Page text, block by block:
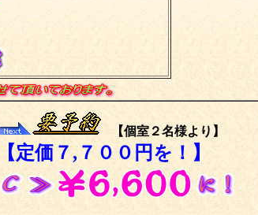
【個室２名様より】
【定価７,７００円を！】